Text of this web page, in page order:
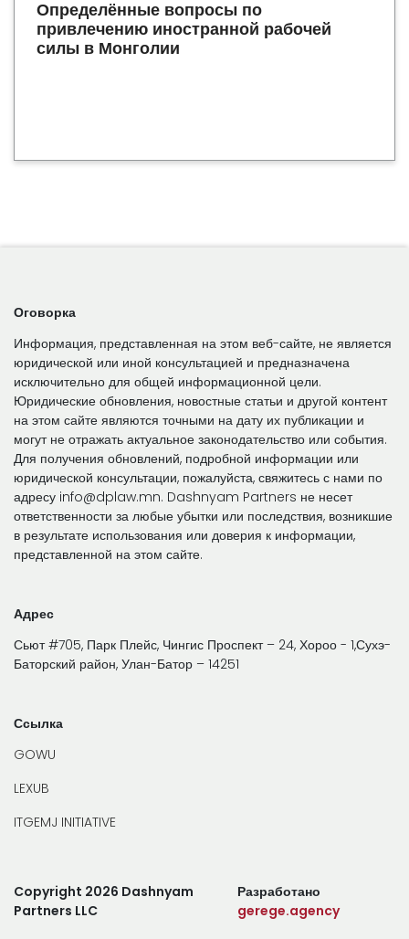
Определённые вопросы по
привлечению иностранной рабочей
силы в Монголии
Оговорка
Информация, представленная на этом веб-сайте, не является
юридической или иной консультацией и предназначена
исключительно для общей информационной цели.
Юридические обновления, новостные статьи и другой контент
на этом сайте являются точными на дату их публикации и
могут не отражать актуальное законодательство или события.
Для получения обновлений, подробной информации или
юридической консультации, пожалуйста, свяжитесь с нами по
адресу info@dplaw.mn. Dashnyam Partners не несет
ответственности за любые убытки или последствия, возникшие
в результате использования или доверия к информации,
представленной на этом сайте.
Адрес
Сьют #705, Парк Плейс, Чингис Проспект – 24, Хороо - 1,Сухэ-
Баторский район, Улан-Батор – 14251
Ссылка
GOWU
LEXUB
ITGEMJ INITIATIVE
Copyright 2026 Dashnyam
Partners LLC
Разработано
gerege.agency